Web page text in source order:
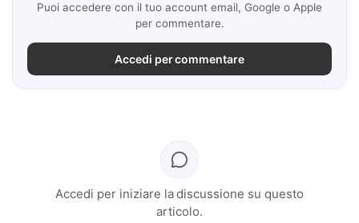
Puoi accedere con il tuo account email, Google o Apple
per commentare.
Accedi per commentare
Accedi per iniziare la discussione su questo
articolo.